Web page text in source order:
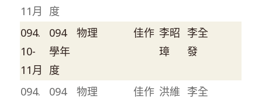
11月
度
094.
10-
11月
094
學年
度
物理 佳作 李昭
璋
李全
發
094.
094
物理 佳作 洪維 李全